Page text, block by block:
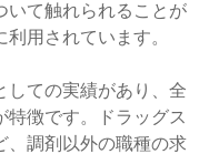
いて触れられることが
用されています。
しての実績があり、全
特徴です。ドラッグス
、調剤以外の職種の求